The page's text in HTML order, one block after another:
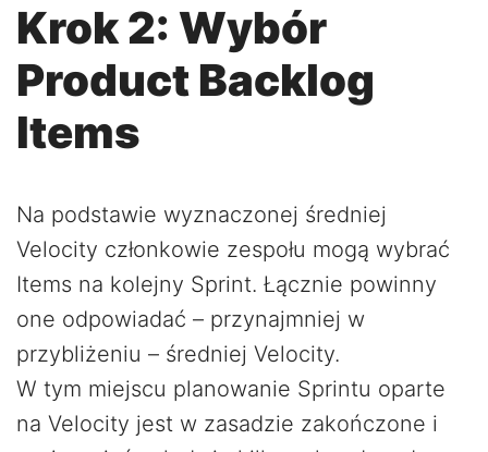
Krok 2: Wybór
Product Backlog
Items
Na podstawie wyznaczonej średniej
Velocity członkowie zespołu mogą wybrać
Items na kolejny Sprint. Łącznie powinny
one odpowiadać – przynajmniej w
przybliżeniu – średniej Velocity.
W tym miejscu planowanie Sprintu oparte
na Velocity jest w zasadzie zakończone i